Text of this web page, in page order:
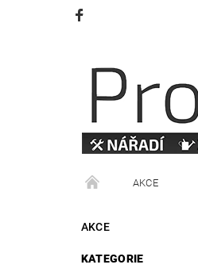
AKCE
VRÁCENÍ ZBOŽÍ
AKCE
KATEGORIE